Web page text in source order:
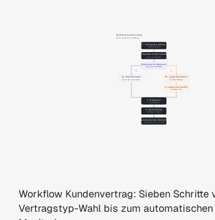
Workflow Kundenvertrag: Sieben Schritte
Vertragstyp-Wahl bis zum